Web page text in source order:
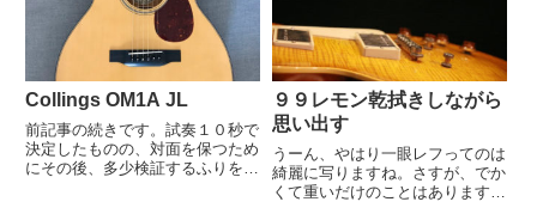
Collings OM1A JL
前記事の続きです。試奏１０秒で
決定したものの、対面を保つため
にその後、多少検証するふりをし
９９レモン乾拭きしながら
思い出す
うーん、やはり一眼レフってのは
綺麗に写りますね。さすが、でか
くて重いだけのことはありますね